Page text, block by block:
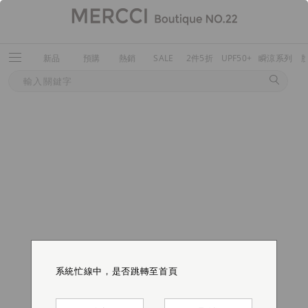
新品 預購 熱銷 SALE 2件5折 UPF50+ 瞬涼系列
系統忙線中，是否跳轉至首頁
系統忙線中，是否跳轉至首頁
系統忙線中，是否跳轉至首頁
系統忙線中，是否跳轉至首頁
系統忙線中，是否跳轉至首頁